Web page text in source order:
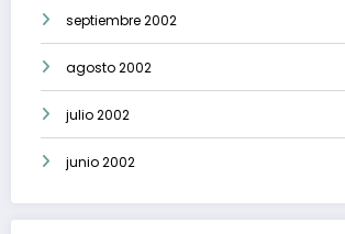
septiembre 2002
agosto 2002
julio 2002
junio 2002